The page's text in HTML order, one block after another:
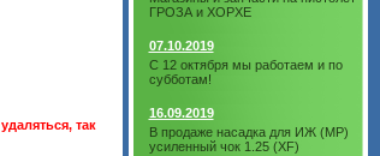
так
ГРОЗА и ХОРХЕ
07.10.2019
С 12 октября мы работаем и по
субботам!
16.09.2019
В продаже насадка для ИЖ (МР)
усиленный чок 1.25 (XF)